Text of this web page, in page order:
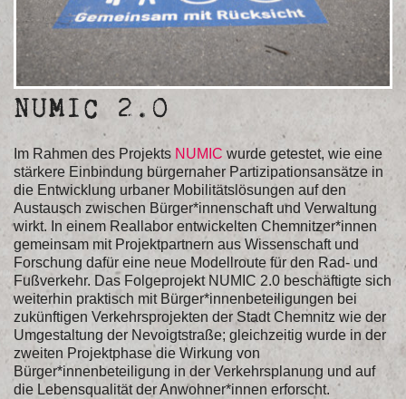
NUMIC 2.0
Im Rahmen des Projekts NUMIC wurde getestet, wie eine
stärkere Einbindung bürgernaher Partizipationsansätze in
die Entwicklung urbaner Mobilitätslösungen auf den
Austausch zwischen Bürger*innenschaft und Verwaltung
wirkt. In einem Reallabor entwickelten Chemnitzer*innen
gemeinsam mit Projektpartnern aus Wissenschaft und
Forschung dafür eine neue Modellroute für den Rad- und
Fußverkehr. Das Folgeprojekt NUMIC 2.0 beschäftigte sich
weiterhin praktisch mit Bürger*innenbeteiligungen bei
zukünftigen Verkehrsprojekten der Stadt Chemnitz wie der
Umgestaltung der Nevoigtstraße; gleichzeitig wurde in der
zweiten Projektphase die Wirkung von
Bürger*innenbeteiligung in der Verkehrsplanung und auf
die Lebensqualität der Anwohner*innen erforscht.